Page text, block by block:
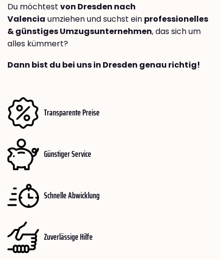
Du möchtest von Dresden nach
Valencia umziehen und suchst ein professionelles
& günstiges Umzugsunternehmen, das sich um
alles kümmert?
Dann bist du bei uns in Dresden genau richtig!
Transparente Preise
Günstiger Service
Schnelle Abwicklung
Zuverlässige Hilfe